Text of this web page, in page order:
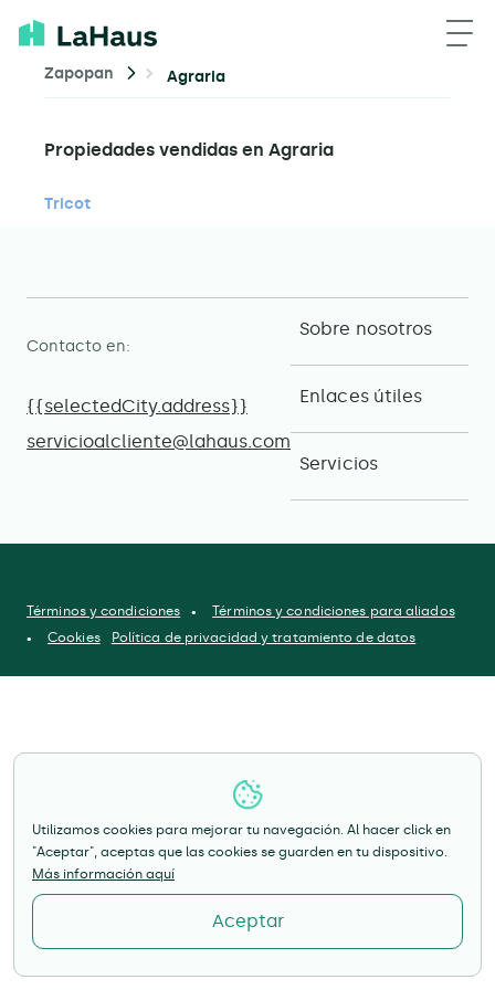
Utilizamos cookies para mejorar tu navegación. Al hacer click en
"Aceptar", aceptas que las cookies se guarden en tu dispositivo.
Más información aquí
Aceptar
Zapopan Agraria
Propiedades vendidas en Agraria
Tricot
Contacto en:
{{selectedCity.address}}
servicioalcliente@lahaus.com
Sobre nosotros
Enlaces útiles
Servicios
Términos y condiciones
Términos y condiciones para aliados
Cookies
Política de privacidad y tratamiento de datos